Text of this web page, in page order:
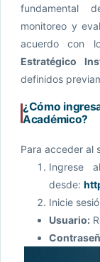
fundamental
monitoreo y
acuerdo con
Estratégico
definidos
¿Cómo
Académico?
Para acceder al
Ingrese
desde:
Inicie
Usuario: